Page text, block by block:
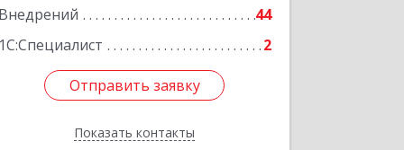
Внедрений
44
1С:Специалист
2
Отправить заявку
Показать контакты
Отправить заявку
Назад